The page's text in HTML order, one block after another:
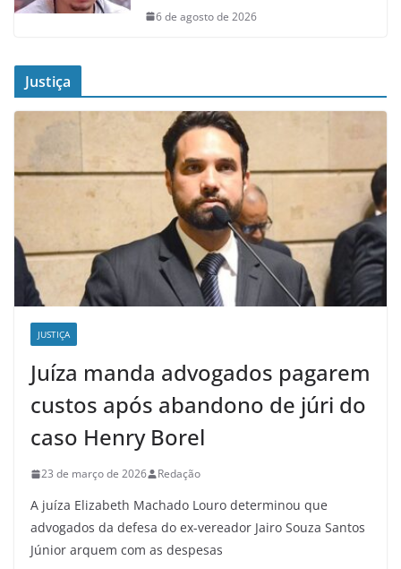
6 de agosto de 2026
Justiça
JUSTIÇA
Juíza manda advogados pagarem
custos após abandono de júri do
caso Henry Borel
23 de março de 2026 Redação
A juíza Elizabeth Machado Louro determinou que
advogados da defesa do ex-vereador Jairo Souza Santos
Júnior arquem com as despesas